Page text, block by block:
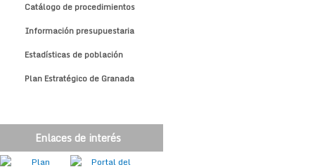
Catálogo de procedimientos
Información presupuestaria
Estadísticas de población
Plan Estratégico de Granada
Enlaces de interés